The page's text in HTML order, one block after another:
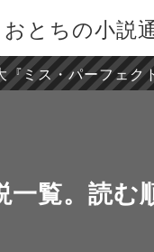
おとちの小説
『ミス・パーフェク
覧。読む